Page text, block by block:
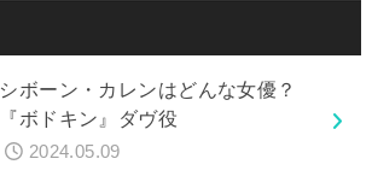
シボーン・カレンはどんな女優？
『ボドキン』ダヴ役
2024.05.09